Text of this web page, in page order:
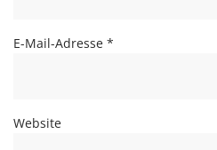
E-Mail-Adresse *
Website